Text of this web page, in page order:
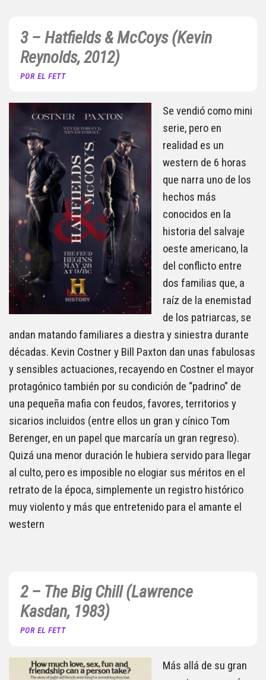
3 – Hatfields & McCoys (Kevin
Reynolds, 2012)
POR EL FETT
Se vendió como mini
serie, pero en
realidad es un
western de 6 horas
que narra uno de los
hechos más
conocidos en la
historia del salvaje
oeste americano, la
del conflicto entre
dos familias que, a
raíz de la enemistad
de los patriarcas, se
andan matando familiares a diestra y siniestra durante
décadas. Kevin Costner y Bill Paxton dan unas fabulosas
y sensibles actuaciones, recayendo en Costner el mayor
protagónico también por su condición de “padrino” de
una pequeña mafia con feudos, favores, territorios y
sicarios incluidos (entre ellos un gran y cínico Tom
Berenger, en un papel que marcaría un gran regreso).
Quizá una menor duración le hubiera servido para llegar
al culto, pero es imposible no elogiar sus méritos en el
retrato de la época, simplemente un registro histórico
muy violento y más que entretenido para el amante el
western
2 – The Big Chill (Lawrence
Kasdan, 1983)
POR EL FETT
Más allá de su gran